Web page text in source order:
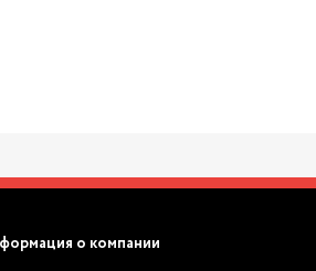
о компании